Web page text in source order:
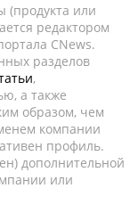
(продукта или
редактором
CNews.
разделов
,
а также
образом, чем
компании
профиль.
дополнительной
или